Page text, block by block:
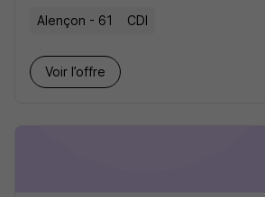
Alençon - 61 CDI
Voir l’offre